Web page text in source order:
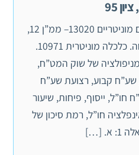
כלכלה בין לאומית – היבטים מוניטריים 13020– ממ”ן 12,
ציון 95 – כולל הערות המנחה. כלכלה מוניטרית 10971.
של שוק המט”ח,
שע”ח קבוע, רצועת שע”ח
חו”ל, ייסוף, פיחות, שיעור
חו”ל, רמת סיכון של
[…]